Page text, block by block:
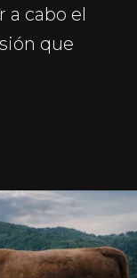
a cabo el
que